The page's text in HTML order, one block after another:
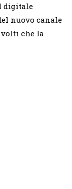
digitale
nuovo canale
volti che la